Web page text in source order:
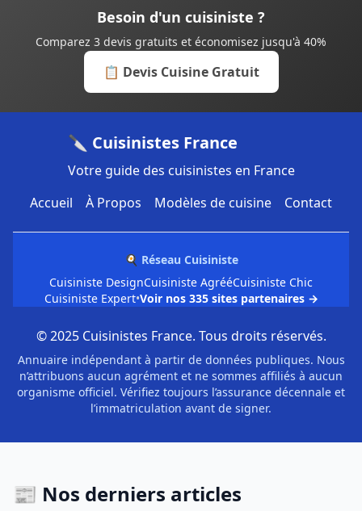
Besoin d'un cuisiniste ?
Comparez 3 devis gratuits et économisez jusqu'à 40%
📋 Devis Cuisine Gratuit
🔪 Cuisinistes France
Votre guide des cuisinistes en France
Accueil
À Propos Modèles de cuisine Contact
🍳 Réseau Cuisiniste
Cuisiniste DesignCuisiniste AgrééCuisiniste Chic
Cuisiniste Expert•Voir nos 335 sites partenaires →
© 2025 Cuisinistes France. Tous droits réservés.
Annuaire indépendant à partir de données publiques. Nous
n’attribuons aucun agrément et ne sommes affiliés à aucun
organisme officiel. Vérifiez toujours l’assurance décennale et
l’immatriculation avant de signer.
📰 Nos derniers articles